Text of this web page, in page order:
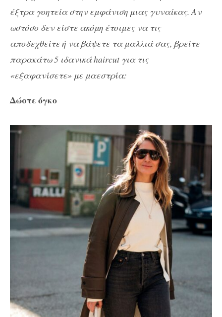
έξτρα γοητεία στην εμφάνιση μιας γυναίκας. Αν
ωστόσο δεν είστε ακόμη έτοιμες να τις
αποδεχθείτε ή να βάψετε τα μαλλιά σας, βρείτε
παρακάτω 5 ιδανικά haircut για τις
«εξαφανίσετε» με μαεστρία:
Δώστε όγκο